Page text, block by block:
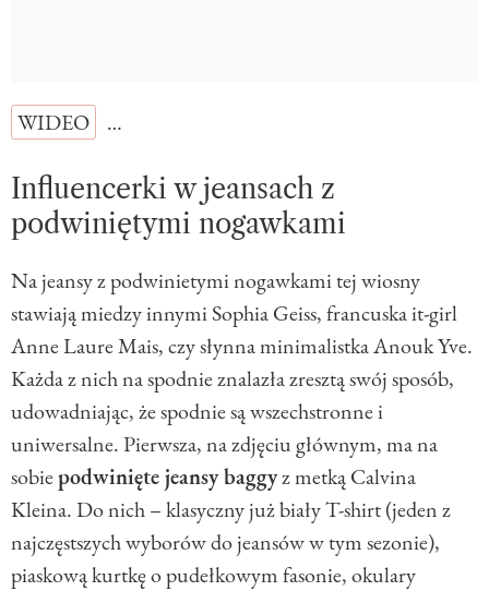
WIDEO …
Influencerki w jeansach z
podwiniętymi nogawkami
Na jeansy z podwinietymi nogawkami tej wiosny
stawiają miedzy innymi Sophia Geiss, francuska it-girl
Anne Laure Mais, czy słynna minimalistka Anouk Yve.
Każda z nich na spodnie znalazła zresztą swój sposób,
udowadniając, że spodnie są wszechstronne i
uniwersalne. Pierwsza, na zdjęciu głównym, ma na
sobiepodwinięte jeansy baggyz metką Calvina
Kleina. Do nich – klasyczny już biały T-shirt (jeden z
najczęstszych wyborów do jeansów w tym sezonie),
piaskową kurtkę o pudełkowym fasonie, okulary